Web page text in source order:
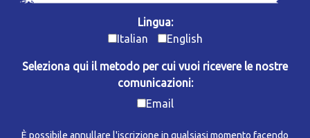
Lingua:
Italian
English
Seleziona qui il metodo per cui vuoi ricevere le nostre
comunicazioni:
Email
È possibile annullare l'iscrizione in qualsiasi momento facendo